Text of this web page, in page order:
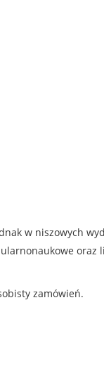
w niszowych
zamówień.